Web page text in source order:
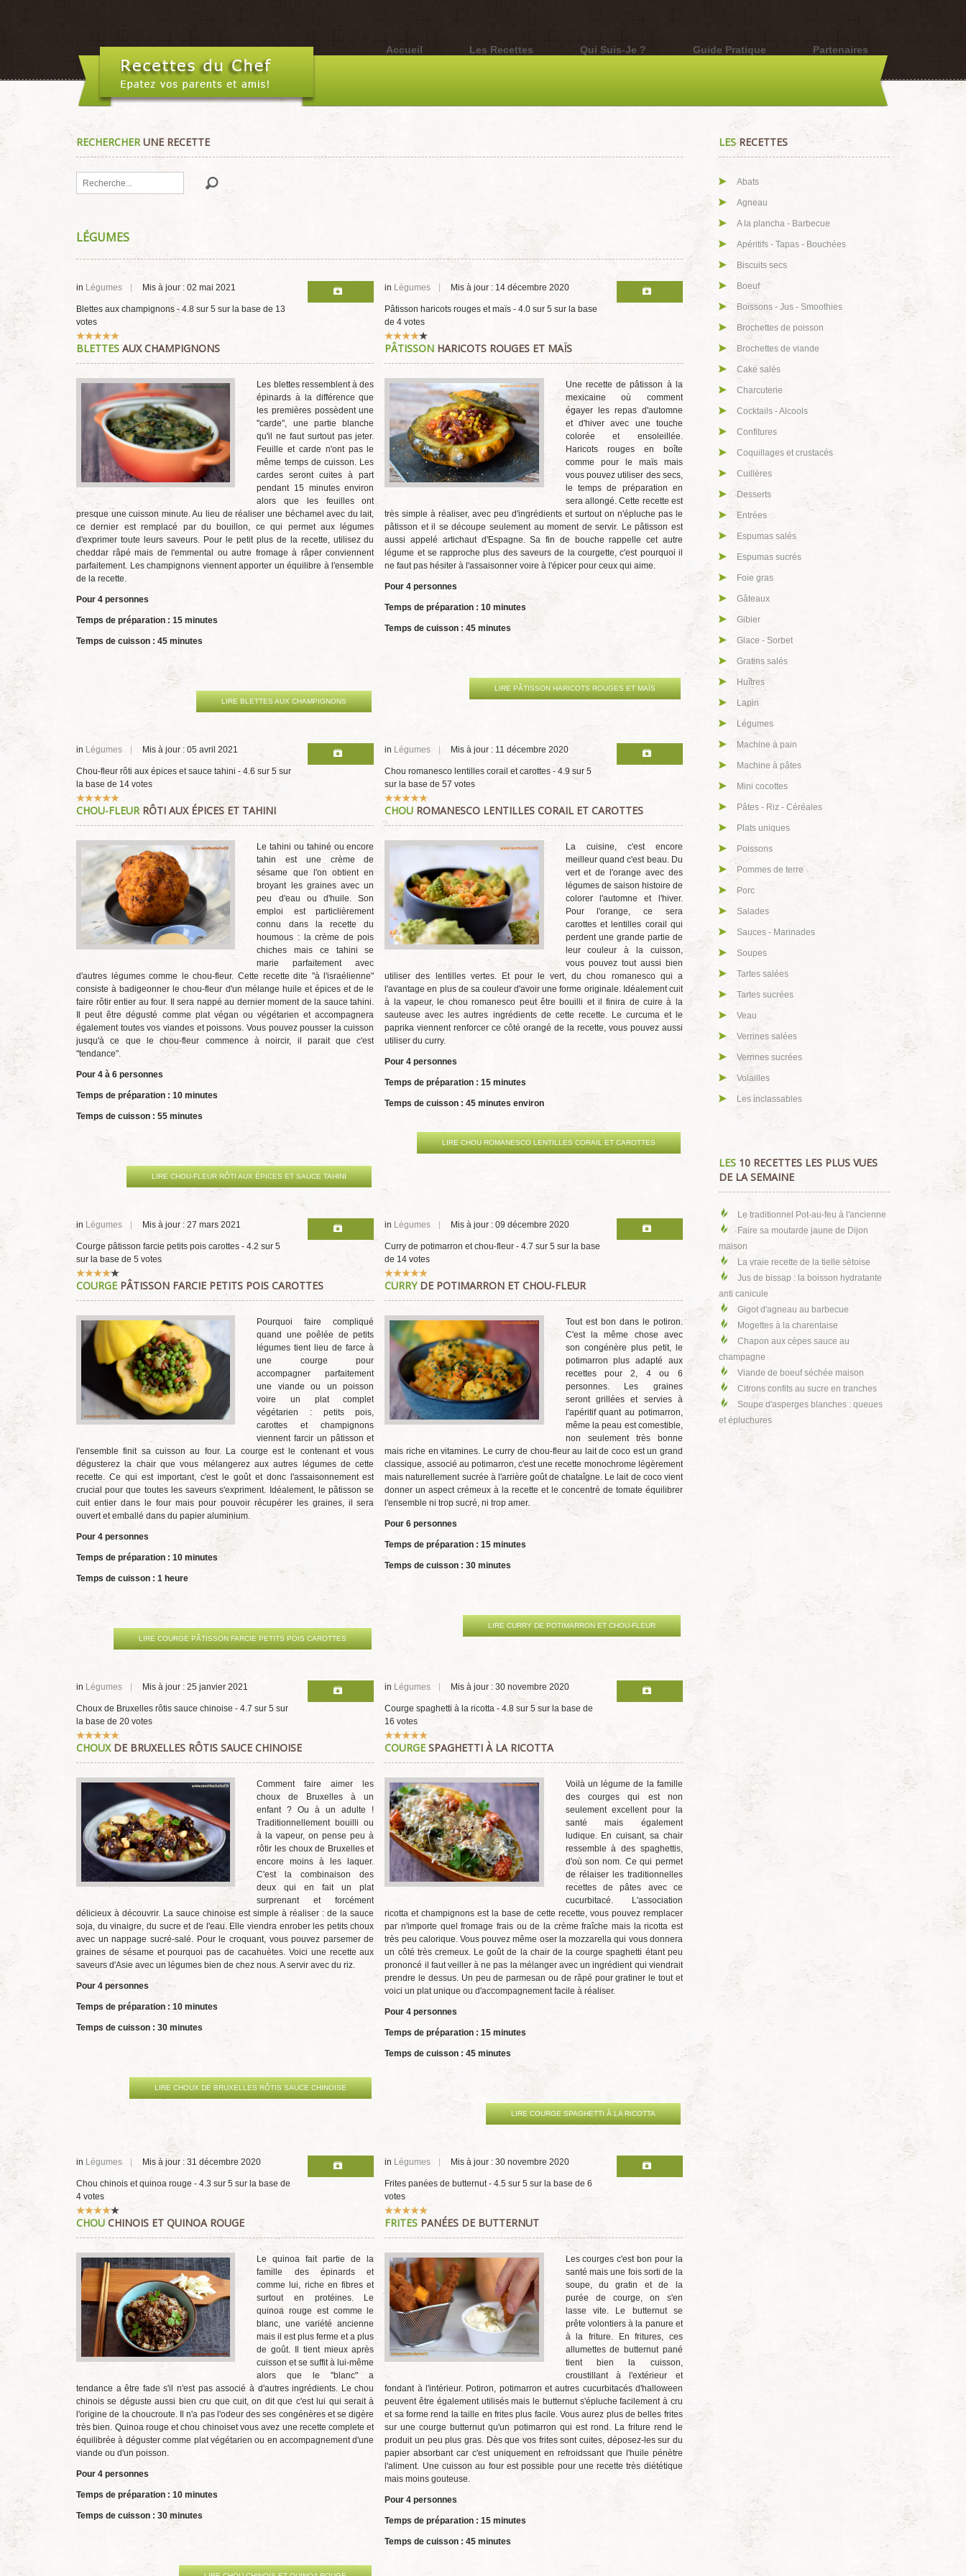
Accueil Les Recettes Qui Suis-Je ? Guide Pratique Partenaires
RECHERCHERUNE RECETTE
Rechercher
LÉGUMES
in Légumes Mis à jour : 02 mai 2021
Blettes aux champignons - 4.8 sur 5 sur la base de 13
votes
Vote
utilisateur:5/5
BLETTES AUX CHAMPIGNONS
Les blettes ressemblent à des
épinards à la différence que
les premières possèdent une
"carde", une partie blanche
qu'il ne faut surtout pas jeter.
Feuille et carde n'ont pas le
même temps de cuisson. Les
cardes seront cuites à part
pendant 15 minutes environ
alors que les feuilles ont
presque une cuisson minute. Au lieu de réaliser une béchamel avec du lait,
ce dernier est remplacé par du bouillon, ce qui permet aux légumes
d'exprimer toute leurs saveurs. Pour le petit plus de la recette, utilisez du
cheddar râpé mais de l'emmental ou autre fromage à râper conviennent
parfaitement. Les champignons viennent apporter un équilibre à l'ensemble
de la recette.
Pour 4 personnes
Temps de préparation : 15 minutes
Temps de cuisson : 45 minutes
LIRE BLETTES AUX CHAMPIGNONS
in Légumes Mis à jour : 14 décembre 2020
Pâtisson haricots rouges et maïs -4.0 sur5 sur la base
de4 votes
Vote
utilisateur:4/5
PÂTISSON HARICOTS ROUGES ET MAÏS
Une recette de pâtisson à la
mexicaine où comment
égayer les repas d'automne
et d'hiver avec une touche
colorée et ensoleillée.
Haricots rouges en boîte
comme pour le maïs mais
vous pouvez utiliser des secs,
le temps de préparation en
sera allongé. Cette recette est
très simple à réaliser, avec peu d'ingrédients et surtout on n'épluche pas le
pâtisson et il se découpe seulement au moment de servir. Le pâtisson est
aussi appelé artichaut d'Espagne. Sa fin de bouche rappelle cet autre
légume et se rapproche plus des saveurs de la courgette, c'est pourquoi il
ne faut pas hésiter à l'assaisonner voire à l'épicer pour ceux qui aime.
Pour 4 personnes
Temps de préparation : 10 minutes
Temps de cuisson : 45 minutes
LIRE PÂTISSON HARICOTS ROUGES ET MAÏS
in Légumes Mis à jour : 05 avril 2021
Chou-fleur rôti aux épices et sauce tahini - 4.6 sur 5 sur
la base de 14 votes
Vote
utilisateur: 5/ 5
CHOU-FLEURRÔTI AUX ÉPICES ET TAHINI
Le tahini ou tahiné ou encore
tahin est une crème de
sésame que l'on obtient en
broyant les graines avec un
peu d'eau ou d'huile. Son
emploi est particlièrement
connu dans la recette du
houmous : la crème de pois
chiches mais ce tahini se
marie parfaitement avec
d'autres légumes comme le chou-fleur. Cette recette dite "à l'israélienne"
consiste à badigeonner le chou-fleur d'un mélange huile et épices et de le
faire rôtir entier au four. Il sera nappé au dernier moment de la sauce tahini.
Il peut être dégusté comme plat végan ou végétarien et accompagnera
également toutes vos viandes et poissons. Vous pouvez pousser la cuisson
jusqu'à ce que le chou-fleur commence à noircir, il parait que c'est
"tendance".
Pour 4 à 6 personnes
Temps de préparation : 10 minutes
Temps de cuisson : 55 minutes
LIRE CHOU-FLEUR RÔTI AUX ÉPICES ET SAUCE TAHINI
in Légumes Mis à jour : 11 décembre 2020
Chou romanesco lentilles corail et carottes -4.9 sur5
sur la base de57 votes
Vote
utilisateur:5/5
CHOU ROMANESCO LENTILLES CORAIL ET CAROTTES
La cuisine, c'est encore
meilleur quand c'est beau. Du
vert et de l'orange avec des
légumes de saison histoire de
colorer l'automne et l'hiver.
Pour l'orange, ce sera
carottes et lentilles corail qui
perdent une grande partie de
leur couleur à la cuisson,
vous pouvez tout aussi bien
utiliser des lentilles vertes. Et pour le vert, du chou romanesco qui a
l'avantage en plus de sa couleur d'avoir une forme originale. Idéalement cuit
à la vapeur, le chou romanesco peut être bouilli et il finira de cuire à la
sauteuse avec les autres ingrédients de cette recette. Le curcuma et le
paprika viennent renforcer ce côté orangé de la recette, vous pouvez aussi
utiliser du curry.
Pour 4 personnes
Temps de préparation : 15 minutes
Temps de cuisson : 45 minutes environ
LIRE CHOU ROMANESCO LENTILLES CORAIL ET CAROTTES
in Légumes Mis à jour : 27 mars 2021
Courge pâtisson farcie petits pois carottes - 4.2 sur 5
sur la base de 5 votes
Vote
utilisateur: 4/5
COURGE PÂTISSON FARCIE PETITS POIS CAROTTES
Pourquoi faire compliqué
quand une poêlée de petits
légumes tient lieu de farce à
une courge pour
accompagner parfaitement
une viande ou un poisson
voire un plat complet
végétarien : petits pois,
carottes et champignons
viennent farcir un pâtisson et
l'ensemble finit sa cuisson au four. La courge est le contenant et vous
dégusterez la chair que vous mélangerez aux autres légumes de cette
recette. Ce qui est important, c'est le goût et donc l'assaisonnement est
crucial pour que toutes les saveurs s'expriment. Idéalement, le pâtisson se
cuit entier dans le four mais pour pouvoir récupérer les graines, il sera
ouvert et emballé dans du papier aluminium.
Pour 4 personnes
Temps de préparation : 10 minutes
Temps de cuisson : 1 heure
LIRE COURGE PÂTISSON FARCIE PETITS POIS CAROTTES
in Légumes Mis à jour : 09 décembre 2020
Curry de potimarron et chou-fleur -4.7 sur5 sur la base
de 14 votes
Vote
utilisateur:5/5
CURRYDE POTIMARRON ET CHOU-FLEUR
Tout est bon dans le potiron.
C'est la même chose avec
son congénère plus petit, le
potimarron plus adapté aux
recettes pour 2, 4 ou 6
personnes. Les graines
seront grillées et servies à
l'apéritif quant au potimarron,
même la peau est comestible,
non seulement très bonne
mais riche en vitamines. Le curry de chou-fleur au lait de coco est un grand
classique, associé au potimarron, c'est une recette monochrome légèrement
mais naturellement sucrée à l'arrière goût de chataîgne. Le lait de coco vient
donner un aspect crémeux à la recette et le concentré de tomate équilibrer
l'ensemble ni trop sucré, ni trop amer.
Pour 6 personnes
Temps de préparation : 15 minutes
Temps de cuisson : 30 minutes
LIRE CURRY DE POTIMARRON ET CHOU-FLEUR
in Légumes Mis à jour : 25 janvier 2021
Choux de Bruxelles rôtis sauce chinoise - 4.7 sur 5 sur
la base de 20 votes
Vote
utilisateur:5/ 5
CHOUXDE BRUXELLES RÔTIS SAUCE CHINOISE
Comment faire aimer les
choux de Bruxelles à un
enfant ? Ou à un adulte !
Traditionnellement bouilli ou
à la vapeur, on pense peu à
rôtir les choux de Bruxelles et
encore moins à les laquer.
C'est la combinaison des
deux qui en fait un plat
surprenant et forcément
délicieux à découvrir. La sauce chinoise est simple à réaliser : de la sauce
soja, du vinaigre, du sucre et de l'eau. Elle viendra enrober les petits choux
avec un nappage sucré-salé. Pour le croquant, vous pouvez parsemer de
graines de sésame et pourquoi pas de cacahuètes. Voici une recette aux
saveurs d'Asie avec un légumes bien de chez nous. A servir avec du riz.
Pour 4 personnes
Temps de préparation : 10 minutes
Temps de cuisson : 30 minutes
LIRE CHOUX DE BRUXELLES RÔTIS SAUCE CHINOISE
in Légumes Mis à jour : 30 novembre 2020
Courge spaghetti à la ricotta -4.8 sur5 sur la base de
16 votes
Vote
utilisateur: 5/5
COURGE SPAGHETTI À LA RICOTTA
Voilà un légume de la famille
des courges qui est non
seulement excellent pour la
santé mais également
ludique. En cuisant, sa chair
ressemble à des spaghettis,
d'où son nom. Ce qui permet
de rélaiser les traditionnelles
recettes de pâtes avec ce
cucurbitacé. L'association
ricotta et champignons est la base de cette recette, vous pouvez remplacer
par n'importe quel fromage frais ou de la crème fraîche mais la ricotta est
très peu calorique. Vous pouvez même oser la mozzarella qui vous donnera
un côté très cremeux. Le goût de la chair de la courge spaghetti étant peu
prononcé il faut veiller à ne pas la mélanger avec un ingrédient qui viendrait
prendre le dessus. Un peu de parmesan ou de râpé pour gratiner le tout et
voici un plat unique ou d'accompagnement facile à réaliser.
Pour 4 personnes
Temps de préparation : 15 minutes
Temps de cuisson : 45 minutes
LIRE COURGE SPAGHETTI À LA RICOTTA
in Légumes Mis à jour : 31 décembre 2020
Chou chinois et quinoa rouge - 4.3 sur 5 sur la base de
4 votes
Vote
utilisateur:4/5
CHOU CHINOIS ET QUINOA ROUGE
Le quinoa fait partie de la
famille des épinards et
comme lui, riche en fibres et
surtout en protéines. Le
quinoa rouge est comme le
blanc, une variété ancienne
mais il est plus ferme et a plus
de goût. Il tient mieux après
cuisson et se suffit à lui-même
alors que le "blanc" a
tendance a être fade s'il n'est pas associé à d'autres ingrédients. Le chou
chinois se déguste aussi bien cru que cuit, on dit que c'est lui qui serait à
l'origine de la choucroute. Il n'a pas l'odeur des ses congénères et se digère
très bien. Quinoa rouge et chou chinoiset vous avez une recette complete et
équilibrée à déguster comme plat végétarien ou en accompagnement d'une
viande ou d'un poisson.
Pour 4 personnes
Temps de préparation : 10 minutes
Temps de cuisson : 30 minutes
in Légumes Mis à jour : 30 novembre 2020
Frites panées de butternut-4.5 sur5 sur la base de6
votes
Vote
utilisateur:5/5
FRITES PANÉES DE BUTTERNUT
Les courges c'est bon pour la
santé mais une fois sorti de la
soupe, du gratin et de la
purée de courge, on s'en
lasse vite. Le butternut se
prête volontiers à la panure et
à la friture. En fritures, ces
allumettes de butternut pané
tient bien la cuisson,
croustillant à l'extérieur et
fondant à l'intérieur. Potiron, potimarron et autres cucurbitacés d'halloween
peuvent être également utilisés mais le butternut s'épluche facilement à cru
et sa forme rend la taille en frites plus facile. Vous aurez plus de belles frites
sur une courge butternut qu'un potimarron qui est rond. La friture rend le
produit un peu plus gras. Dès que vos frites sont cuites, déposez-les sur du
papier absorbant car c'est uniquement en refroidssant que l'huile pénètre
l'aliment. Une cuisson au four est possible pour une recette très diététique
mais moins gouteuse.
Pour 4 personnes
Temps de préparation : 15 minutes
Temps de cuisson : 45 minutes
LESRECETTES
Abats
Agneau
A la plancha - Barbecue
Apéritifs - Tapas - Bouchées
Biscuits secs
Boeuf
Boissons - Jus - Smoothies
Brochettes de poisson
Brochettes de viande
Cake salés
Charcuterie
Cocktails - Alcools
Confitures
Coquillages et crustacés
Cuillères
Desserts
Entrées
Espumas salés
Espumas sucrés
Foie gras
Gâteaux
Gibier
Glace - Sorbet
Gratins salés
Huîtres
Lapin
Légumes
Machine à pain
Machine à pâtes
Mini cocottes
Pâtes - Riz - Céréales
Plats uniques
Poissons
Pommes de terre
Porc
Salades
Sauces - Marinades
Soupes
Tartes salées
Tartes sucrées
Veau
Verrines salées
Verrines sucrées
Volailles
Les inclassables
LES 10 RECETTES LES PLUS VUES
DE LA SEMAINE
Le traditionnel Pot-au-feu à l'ancienne
Faire sa moutarde jaune de Dijon
maison
La vraie recette de la tielle sètoise
Jus de bissap : la boisson hydratante
anti canicule
Gigot d'agneau au barbecue
Mogettes à la charentaise
Chapon aux cèpes sauce au
champagne
Viande de boeuf séchée maison
Citrons confits au sucre en tranches
Soupe d'asperges blanches : queues
et épluchures